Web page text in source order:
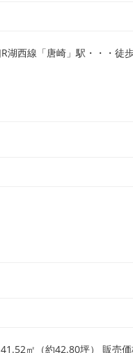
西線「唐崎」駅・・・徒
㎡（約42.80坪） 販売